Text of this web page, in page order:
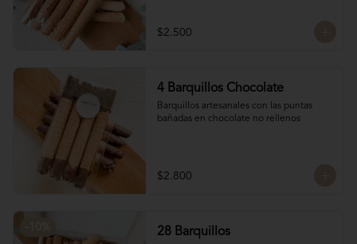
$2.500
4 Barquillos Chocolate
Barquillos artesanales con las puntas
bañadas en chocolate no rellenos
$2.800
28 Barquillos